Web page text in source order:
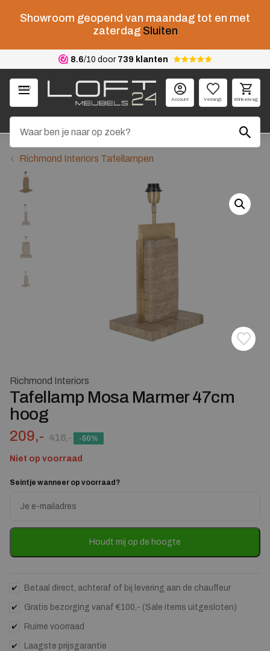
Showroom geopend van maandag tot en met
zaterdag Sluiten
8.6/10 door 739 klanten
Menu
Account Verlangl. Winkelwag.
Richmond Interiors Tafellampen
Richmond Interiors
Tafellamp Mosa Marmer 47cm
hoog
418,-
Oorspronkelijke prijs was: 418,-.
209,-
Huidige prijs is: 209,-.
-50%
Niet op voorraad
Seintje wanneer op voorraad?
your
address
join
for
product
Houdt mij op de hoogte
Betaal direct, achteraf of bij levering aan de chauffeur
Gratis bezorging vanaf €100,- (Sale items uitgesloten)
Ruime voorraad
Laagste prijsgarantie